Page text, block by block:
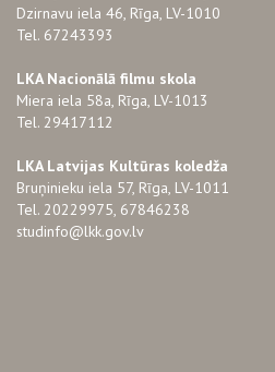
Dzirnavu iela 46, Rīga, LV-1010
Tel. 67243393
LKA Nacionālā filmu skola
Miera iela 58a, Rīga, LV-1013
Tel. 29417112
LKA Latvijas Kultūras koledža
Bruņinieku iela 57, Rīga, LV-1011
Tel. 20229975, 67846238
studinfo@lkk.gov.lv